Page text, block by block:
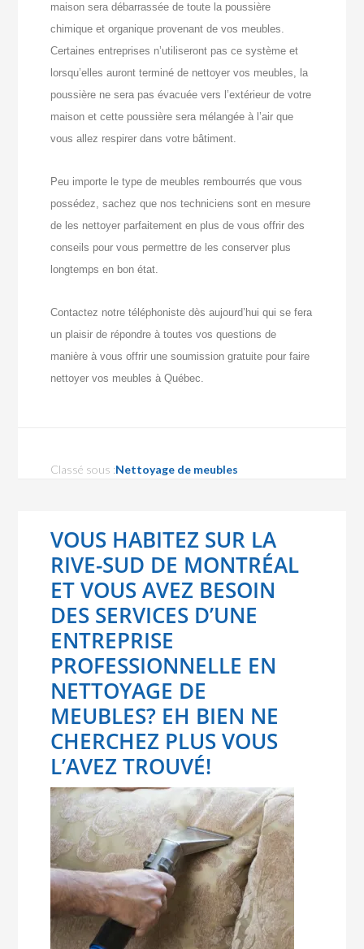
maison sera débarrassée de toute la poussière
chimique et organique provenant de vos meubles.
Certaines entreprises n’utiliseront pas ce système et
lorsqu’elles auront terminé de nettoyer vos meubles, la
poussière ne sera pas évacuée vers l’extérieur de votre
maison et cette poussière sera mélangée à l’air que
vous allez respirer dans votre bâtiment.
Peu importe le type de meubles rembourrés que vous
possédez, sachez que nos techniciens sont en mesure
de les nettoyer parfaitement en plus de vous offrir des
conseils pour vous permettre de les conserver plus
longtemps en bon état.
Contactez notre téléphoniste dès aujourd’hui qui se fera
un plaisir de répondre à toutes vos questions de
manière à vous offrir une soumission gratuite pour faire
nettoyer vos meubles à Québec.
Classé sous :Nettoyage de meubles
VOUS HABITEZ SUR LA
RIVE-SUD DE MONTRÉAL
ET VOUS AVEZ BESOIN
DES SERVICES D’UNE
ENTREPRISE
PROFESSIONNELLE EN
NETTOYAGE DE
MEUBLES? EH BIEN NE
CHERCHEZ PLUS VOUS
L’AVEZ TROUVÉ!